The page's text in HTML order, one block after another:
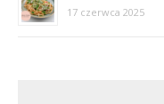
17 czerwca 2025